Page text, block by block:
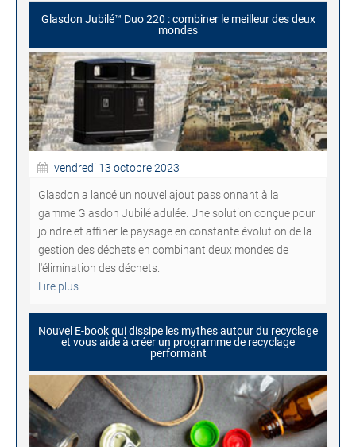
Glasdon Jubilé™ Duo 220 : combiner le meilleur des deux
mondes
vendredi 13 octobre 2023
Glasdon a lancé un nouvel ajout passionnant à la
gamme Glasdon Jubilé adulée. Une solution conçue pour
joindre et affiner le paysage en constante évolution de la
gestion des déchets en combinant deux mondes de
l'élimination des déchets.
Lire plus
Nouvel E-book qui dissipe les mythes autour du recyclage
et vous aide à créer un programme de recyclage
performant